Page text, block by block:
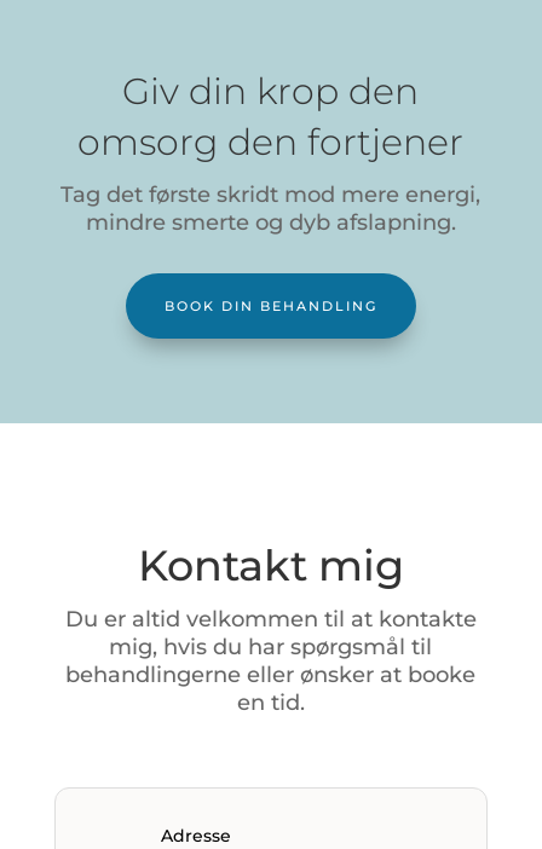
Giv din krop den
omsorg den fortjener
Tag det første skridt mod mere energi,
mindre smerte og dyb afslapning.
BOOK DIN BEHANDLING
Kontakt mig
Du er altid velkommen til at kontakte
mig, hvisdu harspørgsmåltil
behandlingerneellerønsker at booke
en tid.
Adresse